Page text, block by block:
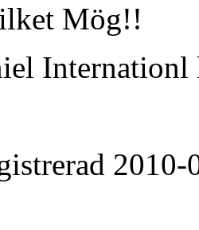
Mög!!
Internationl
2010-